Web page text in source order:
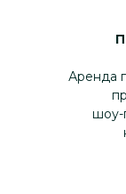
Аренда
шоу-